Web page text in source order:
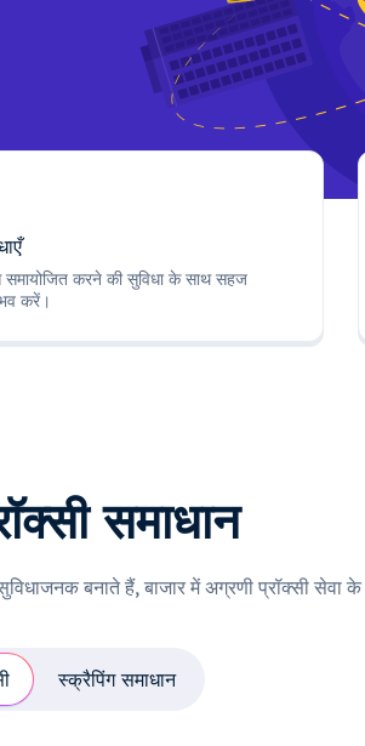
करने की सुविधा के साथ सहज
करें।
समाधान
बनाते हैं, बाजार में अग्रणी प्रॉक्सी सेवा
स्क्रैपिंग समाधान